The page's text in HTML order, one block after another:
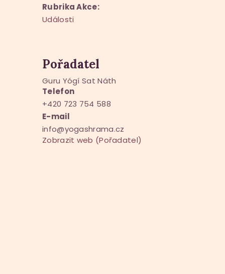
Rubrika Akce:
Události
Pořadatel
Guru Yógí Sat Náth
Telefon
+420 723 754 588
E-mail
info@yogashrama.cz
Zobrazit web (Pořadatel)